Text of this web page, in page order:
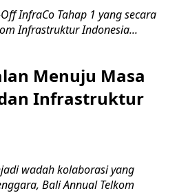
InfraCo Tahap 1 yang secara
Infrastruktur Indonesia...
Menuju Masa
Infrastruktur
wadah kolaborasi yang
Bali Annual Telkom